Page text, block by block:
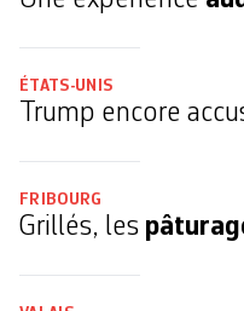
ÉTATS-UNIS
Trump encore
FRIBOURG
Grillés, les